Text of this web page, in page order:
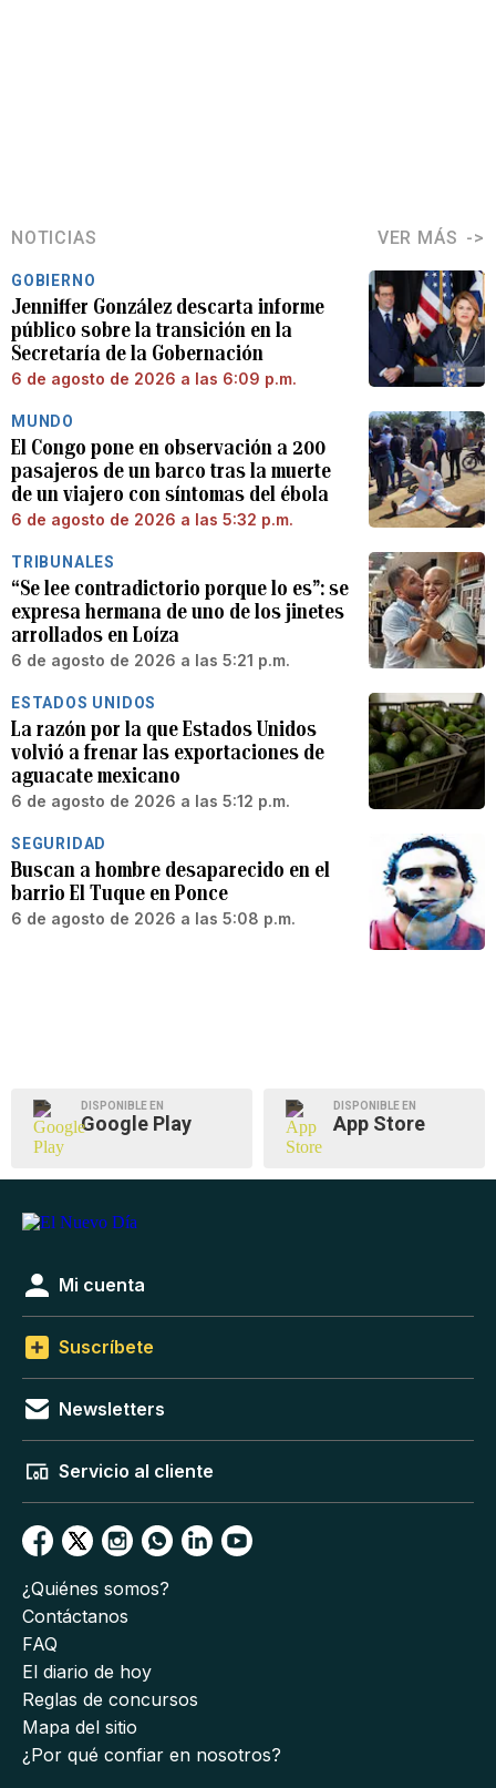
NOTICIAS VER MÁS
GOBIERNO
Jenniffer González descarta informe
público sobre la transición en la
Secretaría de la Gobernación
6 de agosto de 2026 a las 6:09 p.m.
MUNDO
El Congo pone en observación a 200
pasajeros de un barco tras la muerte
de un viajero con síntomas del ébola
6 de agosto de 2026 a las 5:32 p.m.
TRIBUNALES
“Se lee contradictorio porque lo es”: se
expresa hermana de uno de los jinetes
arrollados en Loíza
6 de agosto de 2026 a las 5:21 p.m.
ESTADOS UNIDOS
La razón por la que Estados Unidos
volvió a frenar las exportaciones de
aguacate mexicano
6 de agosto de 2026 a las 5:12 p.m.
SEGURIDAD
Buscan a hombre desaparecido en el
barrio El Tuque en Ponce
6 de agosto de 2026 a las 5:08 p.m.
DISPONIBLE EN
Google Play
DISPONIBLE EN
App Store
Mi cuenta
Suscríbete
Newsletters
Servicio al cliente
¿Quiénes somos?
Contáctanos
FAQ
El diario de hoy
Reglas de concursos
Mapa del sitio
¿Por qué confiar en nosotros?